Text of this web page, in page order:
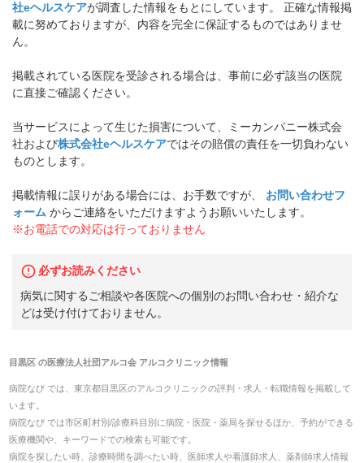
社eヘルスケアが調査した情報をもとにしています。 正確な情報掲
載に努めておりますが、内容を完全に保証するものではありませ
ん。
掲載されている医院を受診される場合は、事前に必ず該当の医院
に直接ご確認ください。
当サービスによって生じた損害について、ミーカンパニー株式会
社および株式会社eヘルスケアではその賠償の責任を一切負わない
ものとします。
掲載情報に誤りがある場合には、お手数ですが、
お問い合わせフ
ォーム からご連絡をいただけますようお願いいたします。
※お電話での対応は行っておりません
必ずお読みください
病気に関するご相談や各医院への個別のお問い合わせ・紹介な
どは受け付けておりません。
目黒区 の医療法人社団アルコ会 アルコクリニック情報
病院なび では、 東京都目黒区のアルコクリニックの評判・求人・転職情報を掲載して
います。
病院なび では市区町村別/診療科目別に病院・医院・薬局を探せるほか、予約ができる
医療機関や、キーワードでの検索も可能です。
病院を探したい時、診療時間を調べたい時、医師求人や看護師求人、薬剤師求人情報